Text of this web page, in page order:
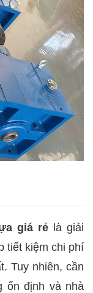
giá rẻ là giải
tiết kiệm chi phí
Tuy nhiên, cần
ổn định và nhà